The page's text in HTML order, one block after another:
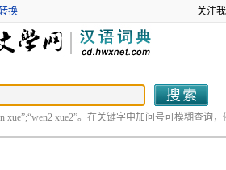
换 关注我
xue2”。在关键字中加问号可模糊查询，